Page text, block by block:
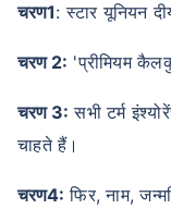
चरण1: स्टार यूनियन
चरण 2: 'प्रीमियम
चरण 3: सभी टर्म
चाहते हैं।
चरण4: फिर, नाम,